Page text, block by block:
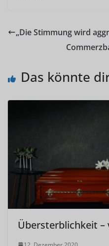
„Die Stimmung wird
Das könnte
Übersterblichkeit –